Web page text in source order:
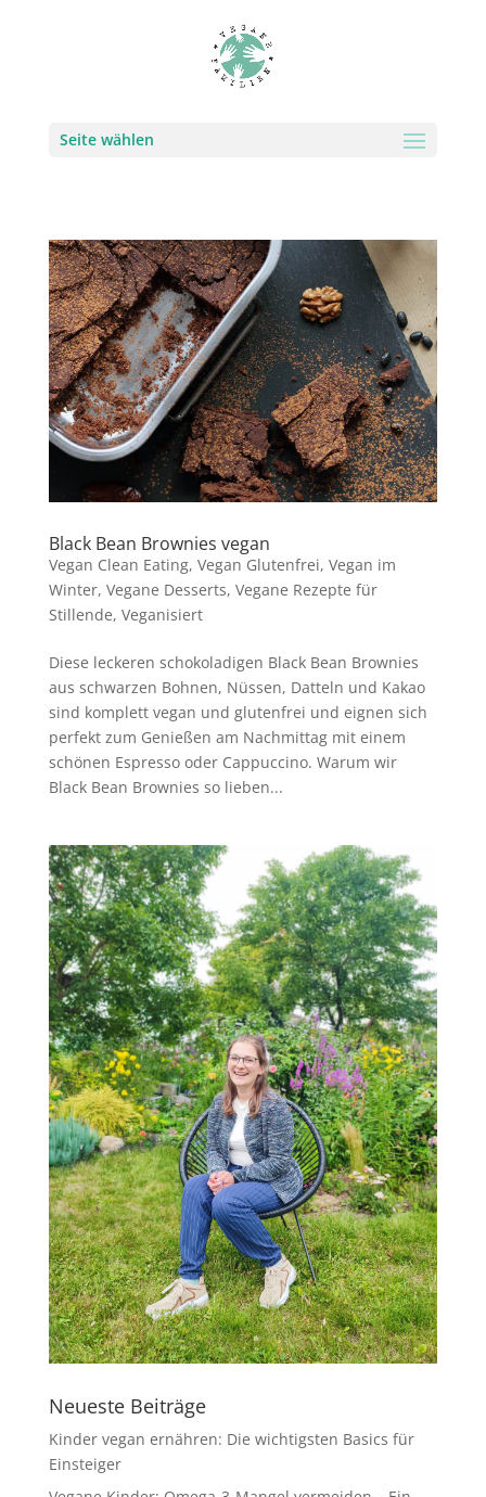
Seite wählen
Black Bean Brownies vegan
Vegan Clean Eating, Vegan Glutenfrei, Vegan im
Winter, Vegane Desserts, Vegane Rezepte für
Stillende, Veganisiert
Diese leckeren schokoladigen Black Bean Brownies
aus schwarzen Bohnen, Nüssen, Datteln und Kakao
sind komplett vegan und glutenfrei und eignen sich
perfekt zum Genießen am Nachmittag mit einem
schönen Espresso oder Cappuccino. Warum wir
Black Bean Brownies so lieben...
Neueste Beiträge
Kinder vegan ernähren: Die wichtigsten Basics für
Einsteiger